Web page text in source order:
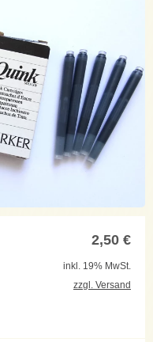
2,50 €
inkl. 19% MwSt.
zzgl. Versand